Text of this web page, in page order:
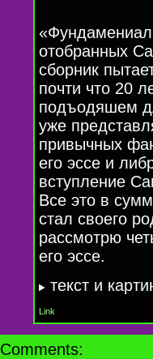
отобранных
сборник
почти что 20
подъодяшем
уже
привычных
его эссе и
вступление
Все это в
стал своего
рассмотрю
его эссе.
текст и
Link
Comments: